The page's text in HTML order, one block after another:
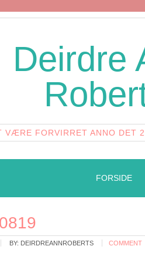
Deirdre
VÆRE FORVIRRET ANNO DET
FORSIDE
BY: DEIRDREANNROBERTS COMMENT